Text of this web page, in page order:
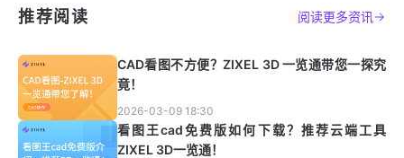
推荐阅读 阅读更多资讯
CAD看图不方便？ZIXEL 3D 一览通带您一探究
竟！
2026-03-09 18:30
看图王cad免费版如何下载？推荐云端工具
ZIXEL 3D一览通！